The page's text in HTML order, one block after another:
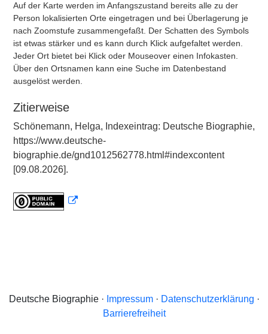
Auf der Karte werden im Anfangszustand bereits alle zu der
Person lokalisierten Orte eingetragen und bei Überlagerung je
nach Zoomstufe zusammengefaßt. Der Schatten des Symbols
ist etwas stärker und es kann durch Klick aufgefaltet werden.
Jeder Ort bietet bei Klick oder Mouseover einen Infokasten.
Über den Ortsnamen kann eine Suche im Datenbestand
ausgelöst werden.
Zitierweise
Schönemann, Helga, Indexeintrag: Deutsche Biographie,
https://www.deutsche-
biographie.de/gnd1012562778.html#indexcontent
[09.08.2026].
Deutsche Biographie · Impressum· Datenschutzerklärung ·
Barrierefreiheit